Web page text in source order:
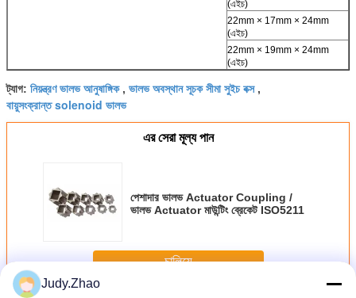
(এইচ)
22mm × 17mm × 24mm
(এইচ)
22mm × 19mm × 24mm
(এইচ)
ট্যাগ: নিয়ন্ত্রণ ভালভ আনুষাঙ্গিক, ভালভ অবস্থান সূচক সীমা সুইচ বক্স,
বায়ুসংক্রান্ত solenoid ভালভ
এর সেরা মূল্য পান
পেশাদার ভালভ Actuator Coupling /
ভালভ Actuator মাউন্টিং ব্রেকেট ISO5211
চালিয়ে
Judy.Zhao